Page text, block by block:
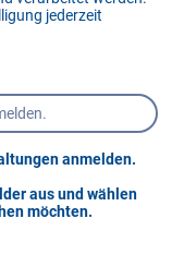
jederzeit
anmelden.
aus und wählen
möchten.